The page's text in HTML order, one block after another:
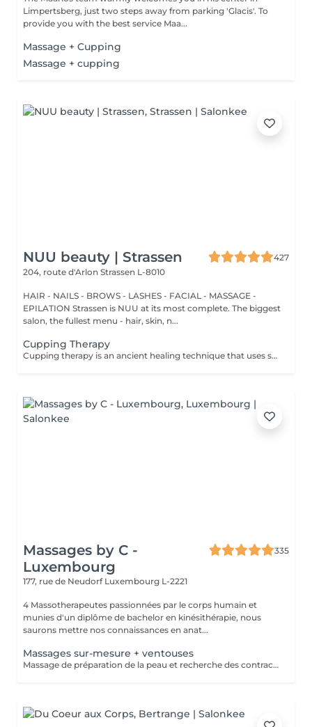
Limpertsberg, just two steps away from parking 'Glacis'. To
provide you with the best service Maa...
Massage + Cupping
Massage + cupping
NUU beauty | Strassen
427
204, route d'Arlon Strassen L-8010
HAIR - NAILS - BROWS - LASHES - FACIAL - MASSAGE -
EPILATION Strassen is NUU at its most complete. The biggest
salon, the fullest menu - hair, skin, n...
Cupping Therapy
Cupping therapy is an ancient healing technique that uses special cups to create gentle suction on the skin. This suction promotes blood flow, relieves muscle tension, reduces inflammation, and supports deep relaxation. The treatment can help release toxins, improve circulation, and ease chronic pain or stiffness. *Please note that cupping therapy could just be added to a massage service with includes back massage.
Massages by C -
Luxembourg
335
177, rue de Neudorf Luxembourg L-2221
4 Massotherapeutes passionnées par le corps humain et
munies d'un diplôme de bachelor en kinésithérapie, nous
saurons mettre nos connaissances en anat...
Massages sur-mesure + ventouses
Massage de préparation de la peau et recherche des contractures suivis pas la pose des ventouses. Le vide est créé à l'aide d'une flamme, aucune sensation de chaud n'est ressentie durant le procédé et la technique est peu douloureuse. Le but de la cupping therapy est de soulager les tensions musculaires tout en promouvant la circulation sanguine et lymphatique.